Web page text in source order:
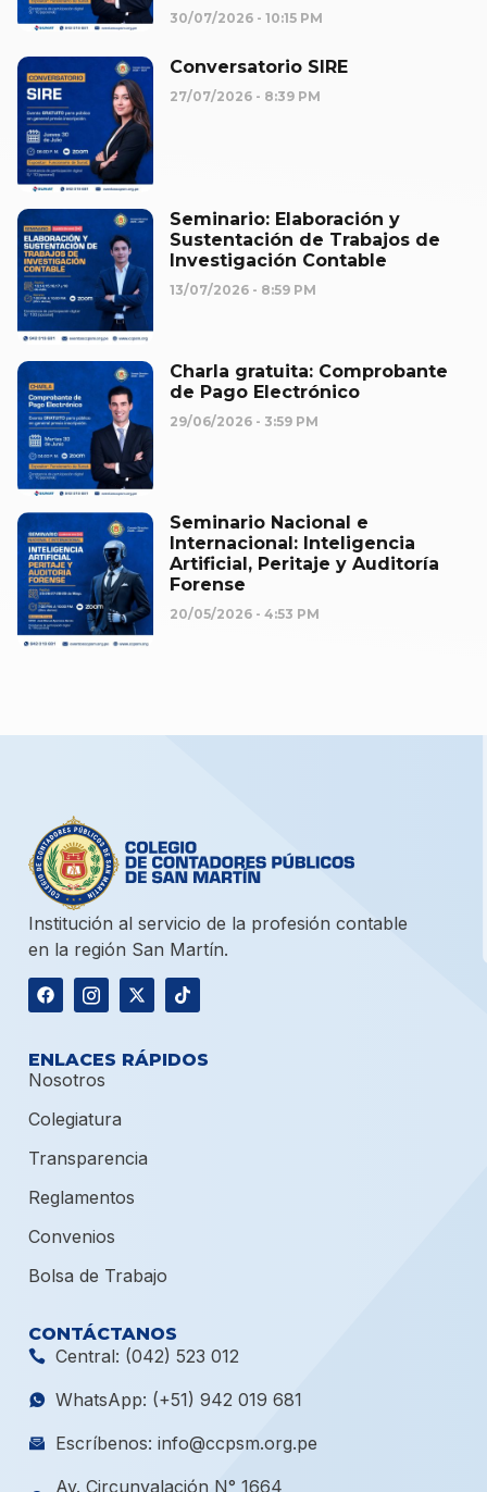
30/07/2026 10:15 PM
Conversatorio SIRE
27/07/2026 8:39 PM
Seminario: Elaboración y
Sustentación de Trabajos de
Investigación Contable
13/07/2026 8:59 PM
Charla gratuita: Comprobante
de Pago Electrónico
29/06/2026 3:59 PM
Seminario Nacional e
Internacional: Inteligencia
Artificial, Peritaje y Auditoría
Forense
20/05/2026 4:53 PM
Institución al servicio de la profesión contable
en la región San Martín.
ENLACES RÁPIDOS
Nosotros
Colegiatura
Transparencia
Reglamentos
Convenios
Bolsa de Trabajo
CONTÁCTANOS
Central: (042) 523 012
WhatsApp: (+51) 942 019 681
Escríbenos: info@ccpsm.org.pe
Av. Circunvalación N° 1664